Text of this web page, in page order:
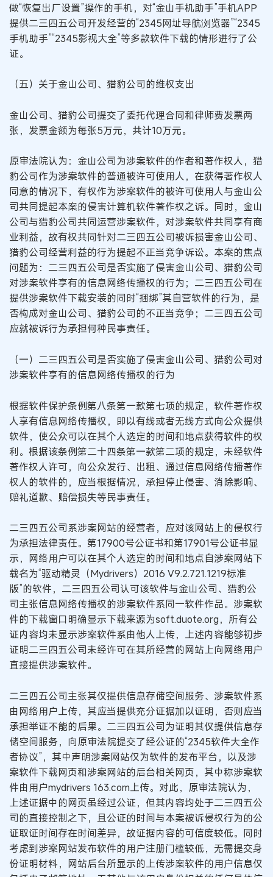
做“恢复出厂设置”操作的手机，对“金山手机助手”手机APP
提供二三四五公司开发经营的“2345网址导航浏览器”“2345
手机助手”“2345影视大全”等多款软件下载的情形进行了公
证。
（五）关于金山公司、猎豹公司的维权支出
金山公司、猎豹公司提交了委托代理合同和律师费发票两
张，发票金额为每张5万元，共计10万元。
原审法院认为：金山公司为涉案软件的作者和著作权人，猎
豹公司作为涉案软件的普通被许可使用人，在获得著作权人
同意的情况下，有权作为涉案软件的被许可使用人与金山公
司共同提起本案的侵害计算机软件著作权之诉。同时，金山
公司与猎豹公司共同运营涉案软件，对涉案软件共同享有商
业利益，故有权共同针对二三四五公司被诉损害金山公司、
猎豹公司经营利益的行为提起不正当竞争诉讼。本案的焦点
问题为：二三四五公司是否实施了侵害金山公司、猎豹公司
对涉案软件享有的信息网络传播权的行为；二三四五公司在
提供涉案软件下载安装的同时“捆绑”其自营软件的行为，是
否构成对金山公司、猎豹公司的不正当竞争；二三四五公司
应就被诉行为承担何种民事责任。
（一）二三四五公司是否实施了侵害金山公司、猎豹公司对
涉案软件享有的信息网络传播权的行为
根据软件保护条例第八条第一款第七项的规定，软件著作权
人享有信息网络传播权，即以有线或者无线方式向公众提供
软件，使公众可以在其个人选定的时间和地点获得软件的权
利。根据该条例第二十四条第一款第二项的规定，未经软件
著作权人许可，向公众发行、出租、通过信息网络传播著作
权人的软件的，应当根据情况，承担停止侵害、消除影响、
赔礼道歉、赔偿损失等民事责任。
二三四五公司系涉案网站的经营者，应对该网站上的侵权行
为承担法律责任。第17900号公证书和第17901号公证书显
示，网络用户可以在其个人选定的时间和地点自涉案网站下
载名为“驱动精灵（Mydrivers）2016 V9.2.721.1219标准
版”的软件，二三四五公司认可该软件与金山公司、猎豹公
司主张信息网络传播权的涉案软件系同一软件作品。涉案软
件的下载窗口明确显示下载来源为soft.duote.org，所有公
证内容均未显示涉案软件系由他人上传，上述内容能够初步
证明二三四五公司未经许可在其所经营的网站上向网络用户
直接提供涉案软件。
二三四五公司主张其仅提供信息存储空间服务、涉案软件系
由网络用户上传，其应当提供充分证据加以证明，否则应当
承担举证不能的后果。二三四五公司为证明其仅提供信息存
储空间服务，向原审法院提交了经公证的“2345软件大全作
者协议”，其中声明涉案网站仅为软件的发布平台，以及涉
案软件下载网页和涉案网站的后台相关网页，其中称涉案软
件由用户mydrivers 163.com上传。对此，原审法院认为，
上述证据中的网页虽经过公证，但其内容均处于二三四五公
司的直接控制之下，且公证的时间与本案被诉侵权行为的公
证取证时间存在时间差异，故证据内容的可信度较低。同时
考虑到涉案网站发布软件的用户注册门槛较低，无需提交身
份证明材料，网站后台所显示的上传涉案软件的用户信息仅